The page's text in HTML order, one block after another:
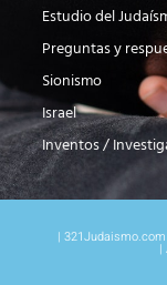
Estudio del
Preguntas y
Sionismo
Israel
Inventos /
|
|